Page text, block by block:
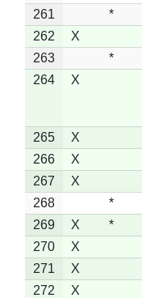
261
*
262
X
263
*
264
X
265 X
266
X
267
X
268
*
269
X *
270
X
271
X
272
X